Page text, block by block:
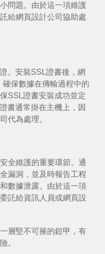
問題。由於這一項維護
給網頁設計公司協助處
。安裝SSL證書後，網
保數據在傳輸過程中的
SSL證書安裝成功並定
書通常掛在主機上，因
代為處理。
全維護的重要環節。通
漏洞，並及時報告工程
數據泄露。由於這一項
託給資訊人員或網頁設
層堅不可摧的鎧甲，有
。